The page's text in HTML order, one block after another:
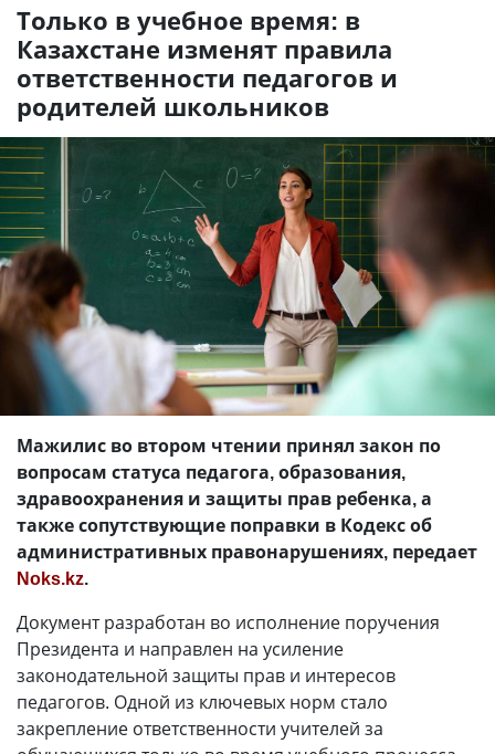
Только в учебное время: в
Казахстане изменят правила
ответственности педагогов и
родителей школьников
Мажилис во втором чтении принял закон по
вопросам статуса педагога, образования,
здравоохранения и защиты прав ребенка, а
также сопутствующие поправки в Кодекс об
административных правонарушениях, передает
Noks.kz.
Документ разработан во исполнение поручения
Президента и направлен на усиление
законодательной защиты прав и интересов
педагогов. Одной из ключевых норм стало
закрепление ответственности учителей за